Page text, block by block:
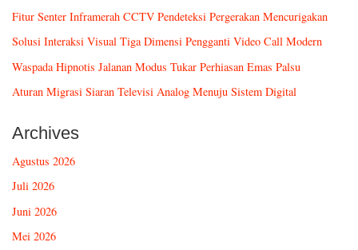
Fitur Senter Inframerah CCTV Pendeteksi Pergerakan Mencurigakan
Solusi Interaksi Visual Tiga Dimensi Pengganti Video Call Modern
Waspada Hipnotis Jalanan Modus Tukar Perhiasan Emas Palsu
Aturan Migrasi Siaran Televisi Analog Menuju Sistem Digital
Archives
Agustus 2026
Juli 2026
Juni 2026
Mei 2026